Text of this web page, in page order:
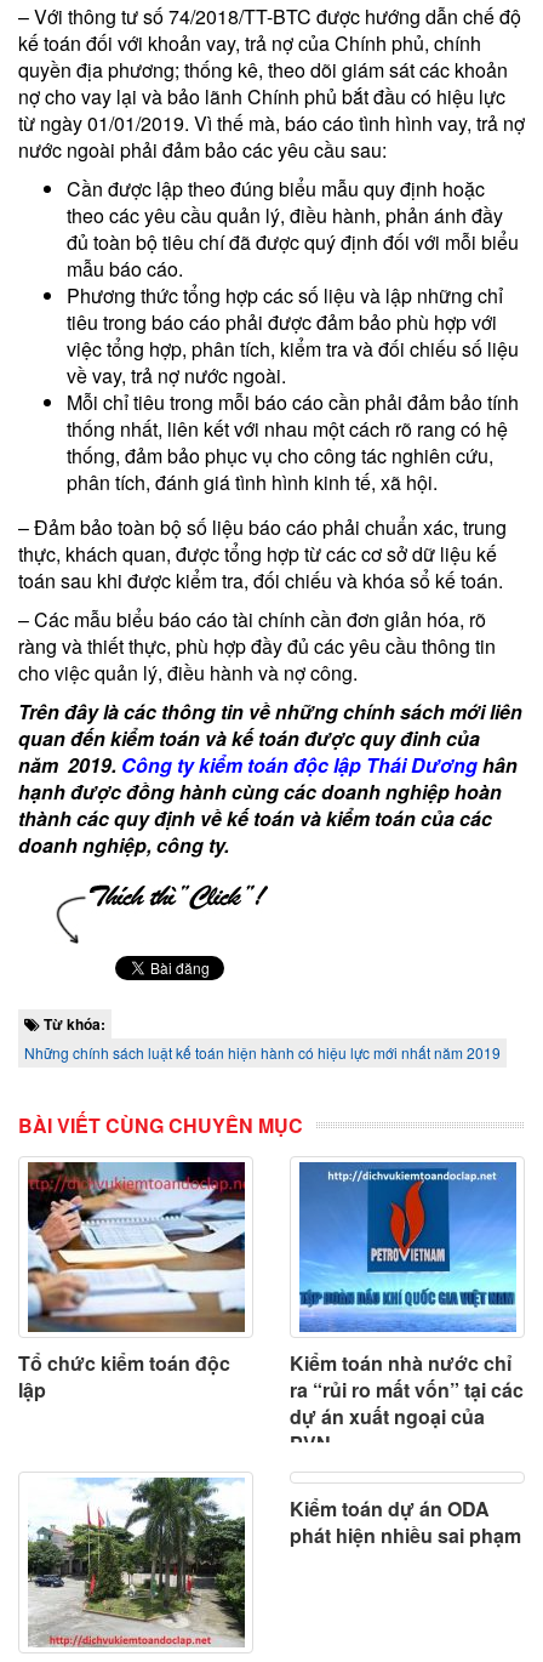
– Với thông tư số 74/2018/TT-BTC được hướng dẫn chế độ
kế toán đối với khoản vay, trả nợ của Chính phủ, chính
quyền địa phương; thống kê, theo dõi giám sát các khoản
nợ cho vay lại và bảo lãnh Chính phủ bắt đầu có hiệu lực
từ ngày 01/01/2019. Vì thế mà, báo cáo tình hình vay, trả nợ
nước ngoài phải đảm bảo các yêu cầu sau:
Cần được lập theo đúng biểu mẫu quy định hoặc
theo các yêu cầu quản lý, điều hành, phản ánh đầy
đủ toàn bộ tiêu chí đã được quý định đối với mỗi biểu
mẫu báo cáo.
Phương thức tổng hợp các số liệu và lập những chỉ
tiêu trong báo cáo phải được đảm bảo phù hợp với
việc tổng hợp, phân tích, kiểm tra và đối chiếu số liệu
về vay, trả nợ nước ngoài.
Mỗi chỉ tiêu trong mỗi báo cáo cần phải đảm bảo tính
thống nhất, liên kết với nhau một cách rõ rang có hệ
thống, đảm bảo phục vụ cho công tác nghiên cứu,
phân tích, đánh giá tình hình kinh tế, xã hội.
– Đảm bảo toàn bộ số liệu báo cáo phải chuẩn xác, trung
thực, khách quan, được tổng hợp từ các cơ sở dữ liệu kế
toán sau khi được kiểm tra, đối chiếu và khóa sổ kế toán.
– Các mẫu biểu báo cáo tài chính cần đơn giản hóa, rõ
ràng và thiết thực, phù hợp đầy đủ các yêu cầu thông tin
cho việc quản lý, điều hành và nợ công.
Trên đây là các thông tin về những chính sách mới liên
quan đến kiểm toán và kế toán được quy đinh của
năm 2019. Công ty kiểm toán độc lập Thái Dươnghân
hạnh được đồng hành cùng các doanh nghiệp hoàn
thành các quy định về kế toán và kiểm toán của các
doanh nghiệp, công ty.
Từ khóa:
Những chính sách luật kế toán hiện hành có hiệu lực mới nhất năm 2019
BÀI VIẾT CÙNG CHUYÊN MỤC
Tổ chức kiểm toán độc
lập
Kiểm toán nhà nước chỉ
ra “rủi ro mất vốn” tại các
dự án xuất ngoại của
PVN
Kiểm toán dự án ODA
phát hiện nhiều sai phạm